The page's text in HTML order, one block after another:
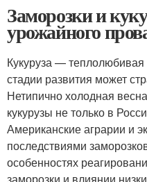
Заморозки и
урожайного
Кукуруза — теплолюбивая
стадии развития может
Нетипично холодная
кукурузы не только в
Американские аграрии и
последствиями
особенностях